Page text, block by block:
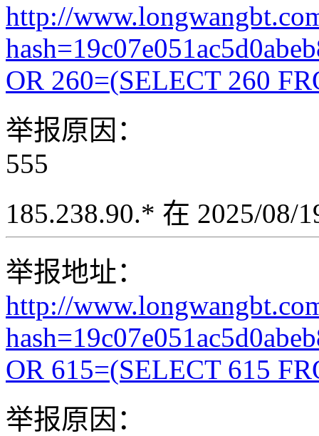
http://
OR 260=(SELECT 260
举报原因：
555
185.238.90.* 在 2025/08/
举报地址：
http://
OR 615=(SELECT 615
举报原因：